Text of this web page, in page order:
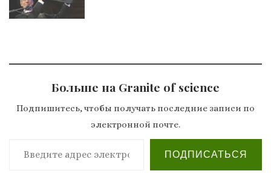
Больше на Granite of science
Подпишитесь, чтобы получать последние записи по
электронной почте.
Введите адрес электронной почты…
ПОДПИСАТЬСЯ